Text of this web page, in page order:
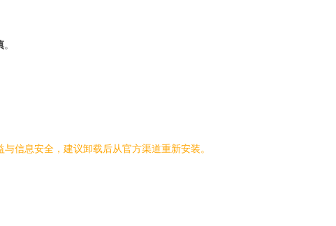
。
信息安全，建议卸载后从官方渠道重新安装。